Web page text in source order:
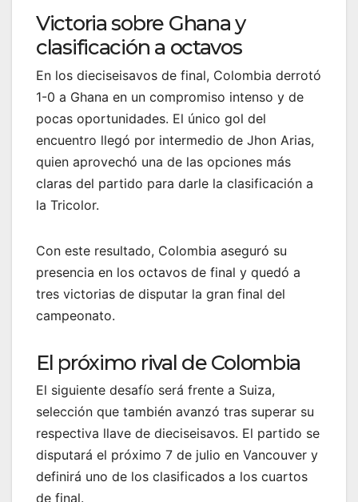
Victoria sobre Ghana y
clasificación a octavos
En los dieciseisavos de final, Colombia derrotó
1-0 a Ghana en un compromiso intenso y de
pocas oportunidades. El único gol del
encuentro llegó por intermedio de Jhon Arias,
quien aprovechó una de las opciones más
claras del partido para darle la clasificación a
la Tricolor.
Con este resultado, Colombia aseguró su
presencia en los octavos de final y quedó a
tres victorias de disputar la gran final del
campeonato.
El próximo rival de Colombia
El siguiente desafío será frente a Suiza,
selección que también avanzó tras superar su
respectiva llave de dieciseisavos. El partido se
disputará el próximo 7 de julio en Vancouver y
definirá uno de los clasificados a los cuartos
de final.